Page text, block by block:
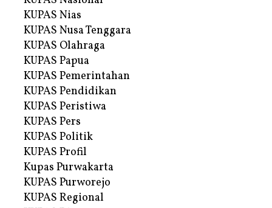
KUPAS Nias
KUPAS Nusa Tenggara
KUPAS Olahraga
KUPAS Papua
KUPAS Pemerintahan
KUPAS Pendidikan
KUPAS Peristiwa
KUPAS Pers
KUPAS Politik
KUPAS Profil
Kupas Purwakarta
KUPAS Purworejo
KUPAS Regional